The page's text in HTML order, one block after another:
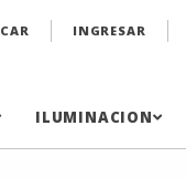
INGRESAR
ILUMINACION